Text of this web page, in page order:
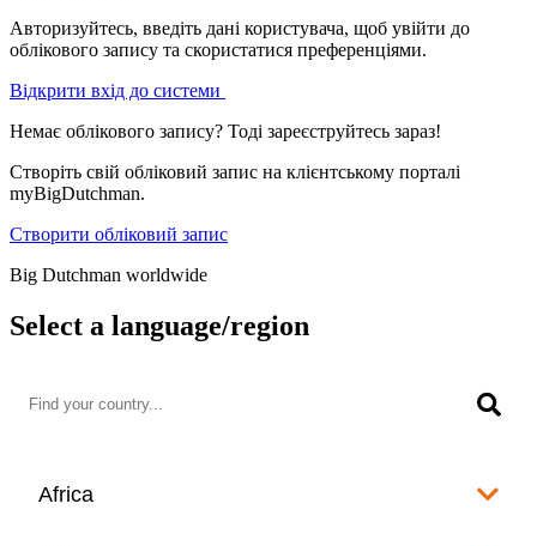
Авторизуйтесь, введіть дані користувача, щоб увійти до
облікового запису та скористатися преференціями.
Відкрити вхід до системи
Немає облікового запису? Тоді зареєструйтесь зараз!
Створіть свій обліковий запис на клієнтському порталі
myBigDutchman.
Створити обліковий запис
Big Dutchman worldwide
Select a language/region
Africa